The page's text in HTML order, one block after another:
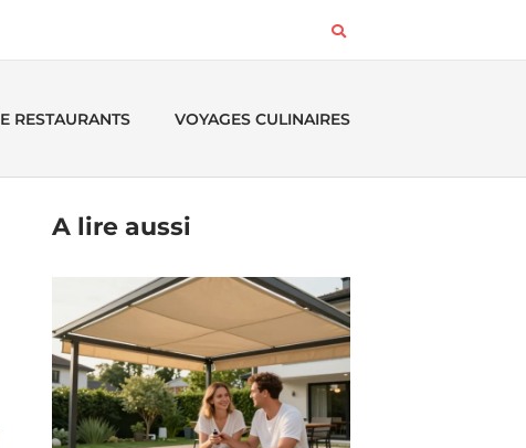
RESTAURANTS VOYAGES CULINAIRES
A lire aussi